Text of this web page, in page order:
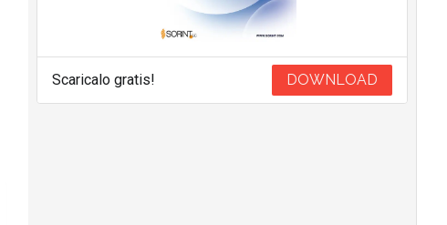
Scaricalo gratis! DOWNLOAD